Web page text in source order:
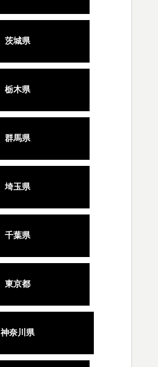
茨城県
栃木県
群馬県
埼玉県
千葉県
東京都
神奈川県